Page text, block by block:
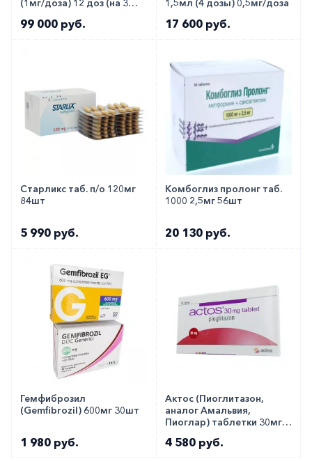
(1мг/доза) 12 доз (на 3
месяца)!!!
99 000 руб.
1,5мл (4 дозы) 0,5мг/доза
17 600 руб.
Старликс таб. п/о 120мг
84шт
5 990 руб.
Комбоглиз пролонг таб.
1000 2,5мг 56шт
20 130 руб.
Гемфиброзил
(Gemfibrozil) 600мг 30шт
1 980 руб.
Актос (Пиоглитазон,
аналог Амальвия,
Пиоглар) таблетки 30мг
4 580 руб.